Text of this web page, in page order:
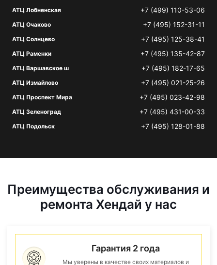
АТЦ Лобненская +7 (499) 110-53-06
АТЦ Очаково +7 (495) 152-31-11
АТЦ Солнцево +7 (495) 125-38-41
АТЦ Раменки +7 (495) 135-42-87
АТЦ Варшавское ш +7 (495) 182-17-65
АТЦ Измайлово +7 (495) 021-25-26
АТЦ Проспект Мира +7 (495) 023-42-98
АТЦ Зеленоград +7 (495) 431-00-33
АТЦ Подольск +7 (495) 128-01-88
Преимущества обслуживания и
ремонта Хендай у нас
Гарантия 2 года
Мы уверены в качестве своих материалов и